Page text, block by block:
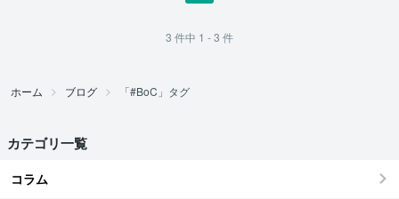
3 件中 1 - 3 件
ホーム ブログ 「#BoC」タグ
カテゴリ一覧
コラム